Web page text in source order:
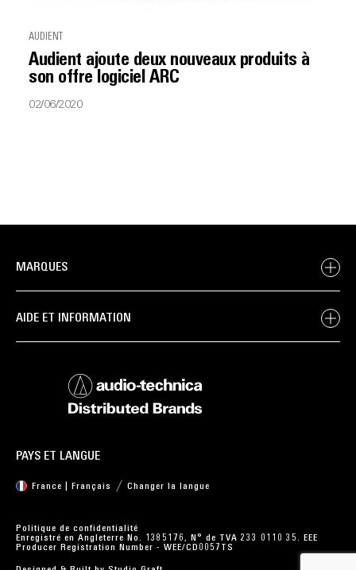
AUDIENT
Audient ajoute deux nouveaux produits à
son offre logiciel ARC
02/06/2020
MARQUES
AIDE ET INFORMATION
PAYS ET LANGUE
France | Français Changer la langue
Politique de confidentialité
Enregistré en Angleterre No. 1385176, N° de TVA 233 0110 35. EEE
Producer Registration Number - WEE/CD0057TS